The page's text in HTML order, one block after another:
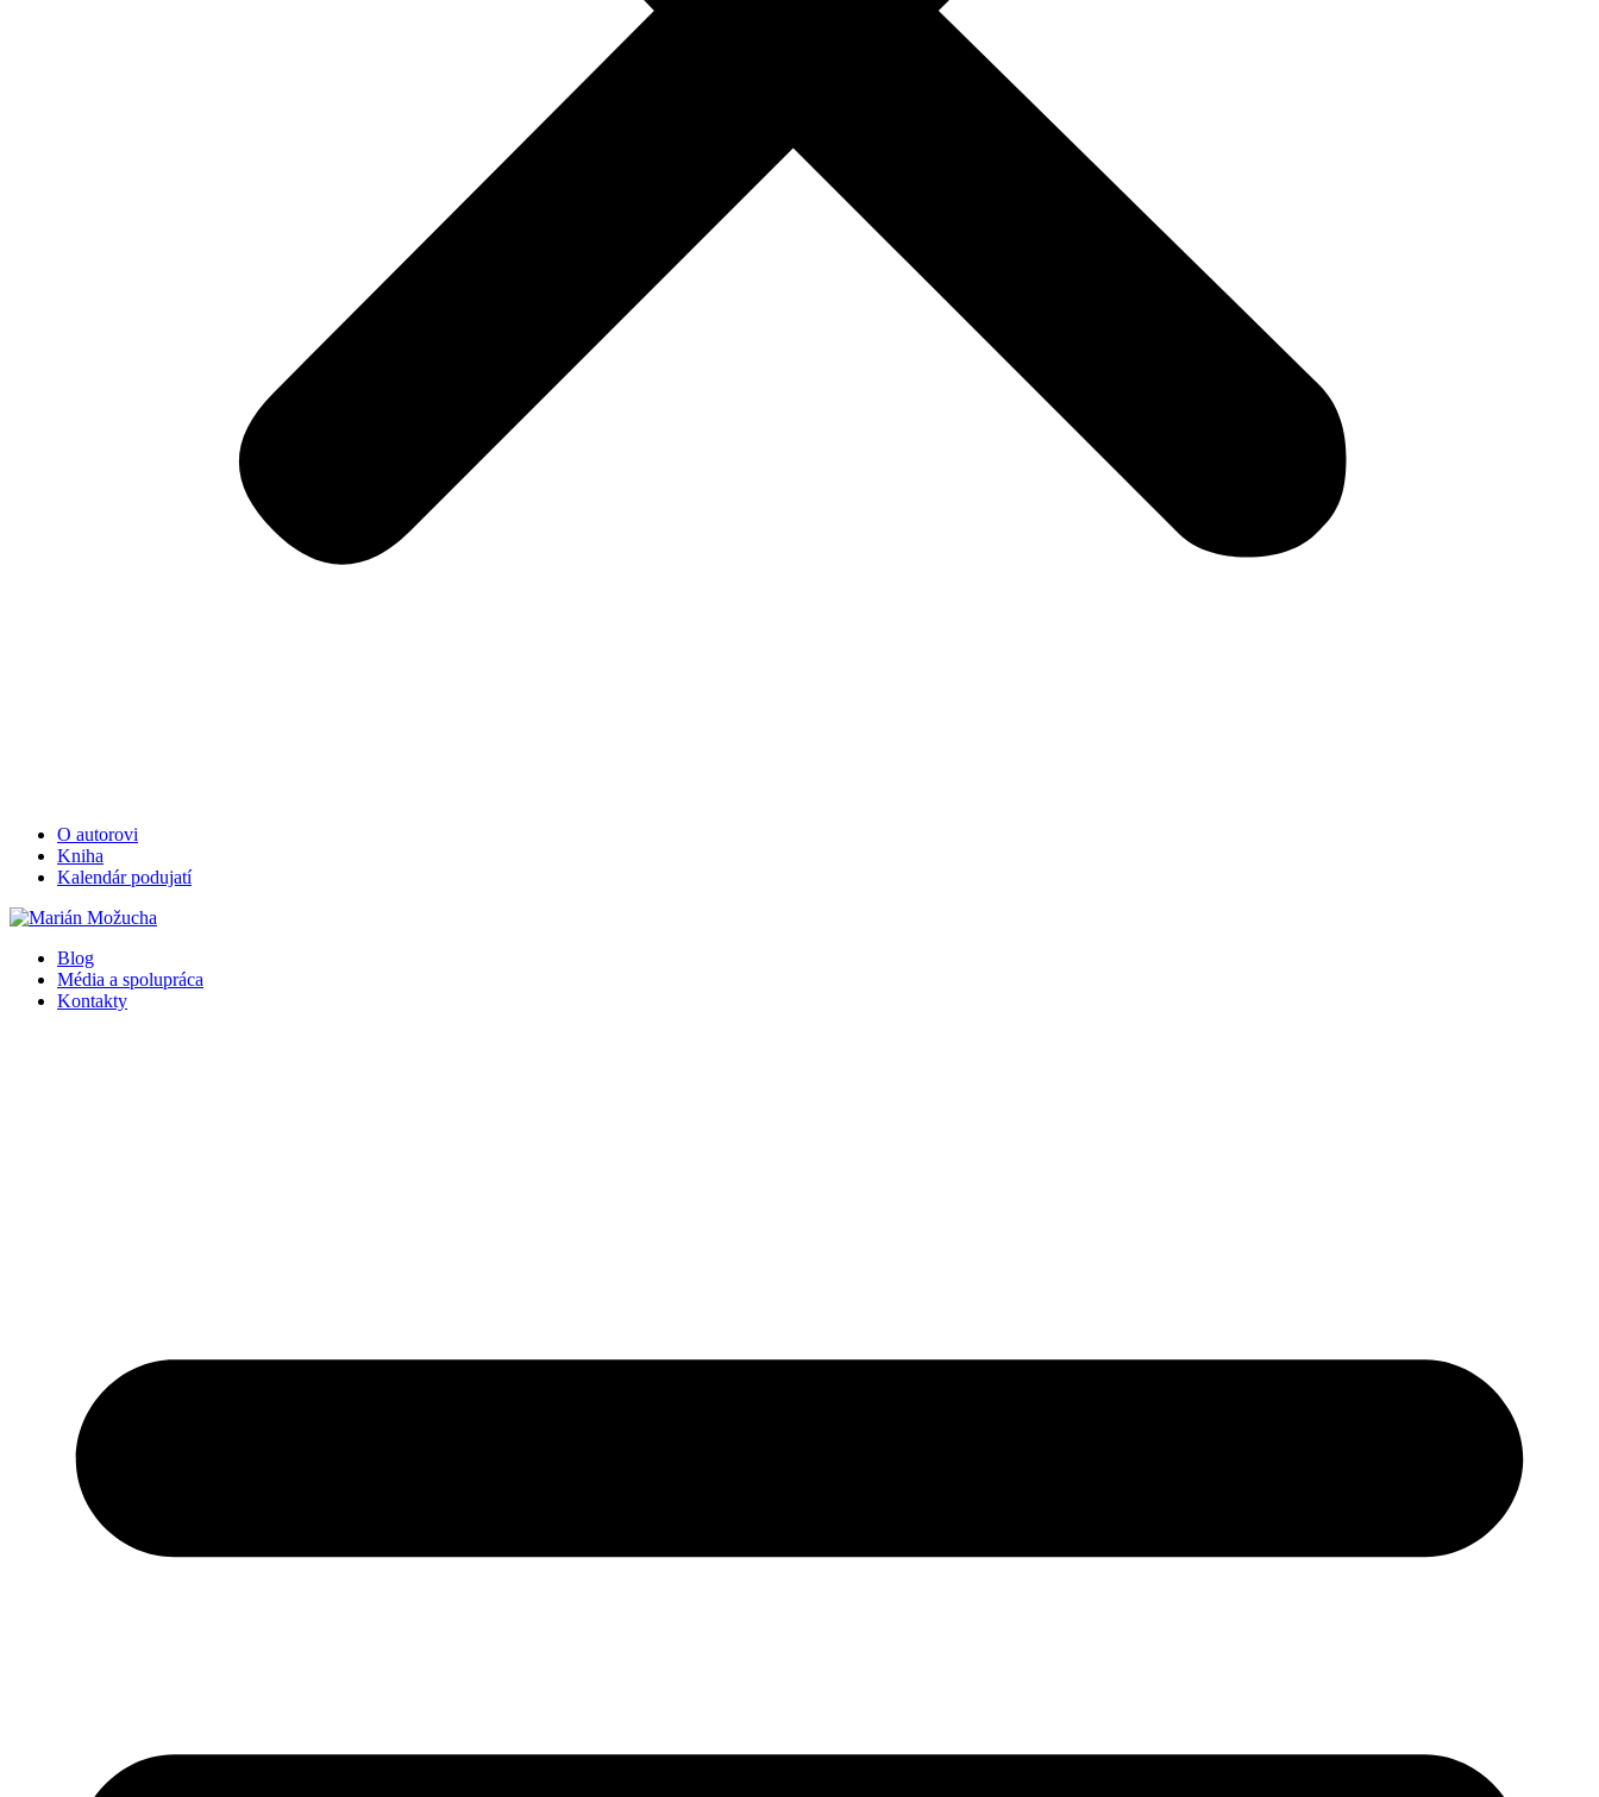
O autorovi
Kniha
Kalendár podujatí
Blog
Média a spolupráca
Kontakty